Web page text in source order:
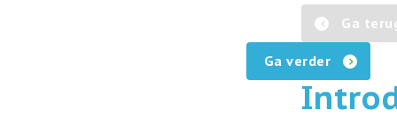
Ga
Ga verder